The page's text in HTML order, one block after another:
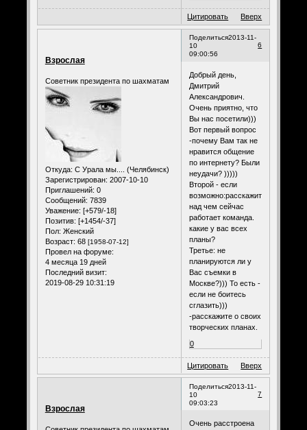
Цитировать Вверх
Поделиться
6
2013-11-
10
09:00:56
Взрослая
Советник президента по шахматам
Откуда: С Урала мы.... (Челябинск)
Зарегистрирован: 2007-10-10
Приглашений: 0
Сообщений: 7839
Уважение: [+579/-18]
Позитив: [+1454/-37]
Пол: Женский
Возраст: 68 [1958-07-12]
Провел на форуме:
4 месяца 19 дней
Последний визит:
2019-08-29 10:31:19
Добрый день,
Дмитрий
Александрович.
Очень приятно, что
Вы нас посетили)))
Вот первый вопрос
-почему Вам так не
нравится общение
по интернету? Были
неудачи? )))))
Второй - если
возможно:расскажите,
над чем сейчас
работает команда.
какие у вас всех
планы?
Третье: не
планируются ли у
Вас съемки в
Москве?))) То есть -
если не боитесь
сглазить)))
-расскажите о своих
творческих планах.
0
Цитировать Вверх
Поделиться
7
2013-11-
10
09:03:23
Взрослая
Очень расстроена